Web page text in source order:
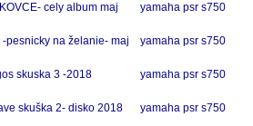
cely album maj
yamaha psr s750
-pesnicky na želanie- maj
yamaha psr s750
skuska 3 -2018 yamaha psr s750
skuška 2- disko 2018 yamaha psr s750